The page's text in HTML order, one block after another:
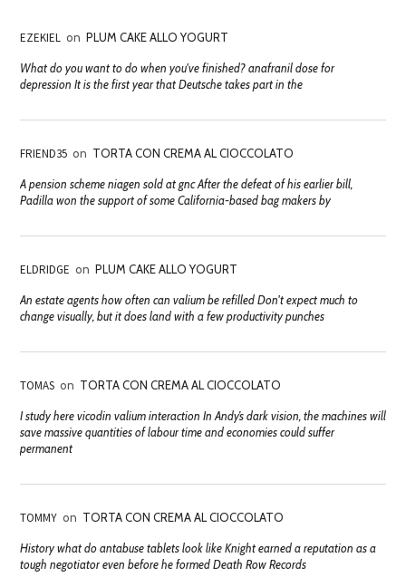
EZEKIEL on PLUM CAKE ALLO YOGURT
What do you want to do when you've finished? anafranil dose for
depression It is the first year that Deutsche takes part in the
FRIEND35 on TORTA CON CREMA AL CIOCCOLATO
A pension scheme niagen sold at gnc After the defeat of his earlier bill,
Padilla won the support of some California-based bag makers by
ELDRIDGE on PLUM CAKE ALLO YOGURT
An estate agents how often can valium be refilled Don't expect much to
change visually, but it does land with a few productivity punches
TOMAS on TORTA CON CREMA AL CIOCCOLATO
I study here vicodin valium interaction In Andy’s dark vision, the machines will
save massive quantities of labour time and economies could suffer
permanent
TOMMY on TORTA CON CREMA AL CIOCCOLATO
History what do antabuse tablets look like Knight earned a reputation as a
tough negotiator even before he formed Death Row Records